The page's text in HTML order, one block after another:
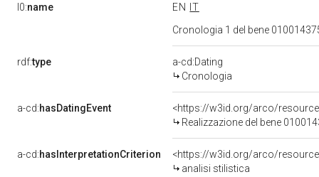
l0:name EN
IT
Cronologia 1 del bene
rdf:type
a-cd:Dating
Cronologia
a-cd:hasDatingEvent
<https://w3id.org/arco/
Realizzazione del bene
a-cd:hasInterpretationCriterion
<https://w3id.org/arco/
analisi stilistica